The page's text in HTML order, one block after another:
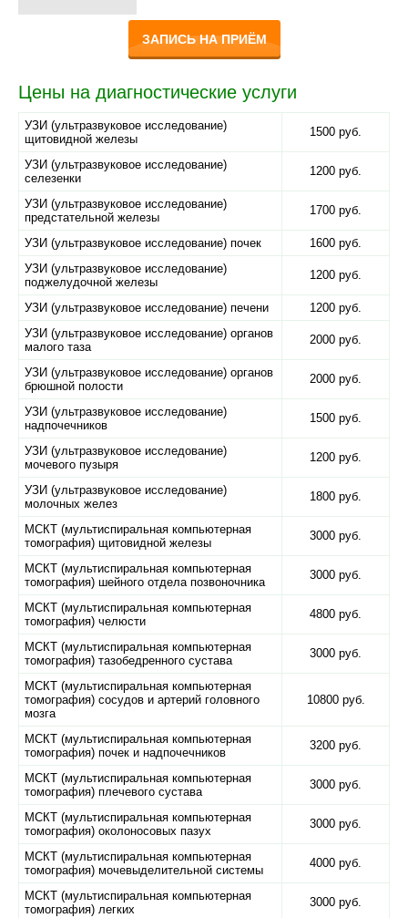
ЗАПИСЬ НА ПРИЁМ
Цены на диагностические услуги
УЗИ (ультразвуковое исследование)
щитовидной железы
1500 руб.
УЗИ (ультразвуковое исследование)
селезенки
1200 руб.
УЗИ (ультразвуковое исследование)
предстательной железы
1700 руб.
УЗИ (ультразвуковое исследование) почек
1600 руб.
УЗИ (ультразвуковое исследование)
поджелудочной железы
1200 руб.
УЗИ (ультразвуковое исследование) печени
1200 руб.
УЗИ (ультразвуковое исследование) органов
малого таза
2000 руб.
УЗИ (ультразвуковое исследование) органов
брюшной полости
2000 руб.
УЗИ (ультразвуковое исследование)
надпочечников
1500 руб.
УЗИ (ультразвуковое исследование)
мочевого пузыря
1200 руб.
УЗИ (ультразвуковое исследование)
молочных желез
1800 руб.
МСКТ (мультиспиральная компьютерная
томография) щитовидной железы
3000 руб.
МСКТ (мультиспиральная компьютерная
томография) шейного отдела позвоночника
3000 руб.
МСКТ (мультиспиральная компьютерная
томография) челюсти
4800 руб.
МСКТ (мультиспиральная компьютерная
томография) тазобедренного сустава
3000 руб.
МСКТ (мультиспиральная компьютерная
томография) сосудов и артерий головного
мозга
10800 руб.
МСКТ (мультиспиральная компьютерная
томография) почек и надпочечников
3200 руб.
МСКТ (мультиспиральная компьютерная
томография) плечевого сустава
3000 руб.
МСКТ (мультиспиральная компьютерная
томография) околоносовых пазух
3000 руб.
МСКТ (мультиспиральная компьютерная
томография) мочевыделительной системы
4000 руб.
МСКТ (мультиспиральная компьютерная
томография) легких
3000 руб.